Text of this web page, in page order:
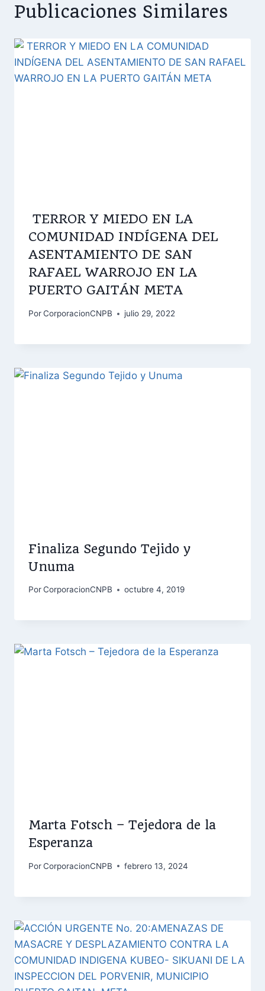
Publicaciones Similares
TERROR Y MIEDO EN LA
COMUNIDAD INDÍGENA DEL
ASENTAMIENTO DE SAN
RAFAEL WARROJO EN LA
PUERTO GAITÁN META
PorCorporacionCNPB julio 29, 2022
Finaliza Segundo Tejido y
Unuma
PorCorporacionCNPB octubre 4, 2019
Marta Fotsch – Tejedora de la
Esperanza
PorCorporacionCNPB febrero 13, 2024